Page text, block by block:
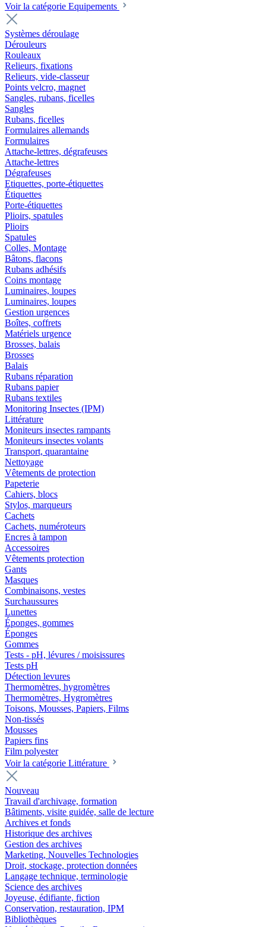
Voir la catégorie Equipements
Systèmes déroulage
Dérouleurs
Rouleaux
Relieurs, fixations
Relieurs, vide-classeur
Points velcro, magnet
Sangles, rubans, ficelles
Sangles
Rubans, ficelles
Formulaires allemands
Formulaires
Attache-lettres, dégrafeuses
Attache-lettres
Dégrafeuses
Etiquettes, porte-étiquettes
Étiquettes
Porte-étiquettes
Plioirs, spatules
Plioirs
Spatules
Colles, Montage
Bâtons, flacons
Rubans adhésifs
Coins montage
Luminaires, loupes
Luminaires, loupes
Gestion urgences
Boîtes, coffrets
Matériels urgence
Brosses, balais
Brosses
Balais
Rubans réparation
Rubans papier
Rubans textiles
Monitoring Insectes (IPM)
Littérature
Moniteurs insectes rampants
Moniteurs insectes volants
Transport, quarantaine
Nettoyage
Vêtements de protection
Papeterie
Cahiers, blocs
Stylos, marqueurs
Cachets
Cachets, numéroteurs
Encres à tampon
Accessoires
Vêtements protection
Gants
Masques
Combinaisons, vestes
Surchaussures
Lunettes
Éponges, gommes
Éponges
Gommes
Tests - pH, lévures / moisissures
Tests pH
Détection levures
Thermomètres, hygromètres
Thermomètres, Hygromètres
Toisons, Mousses, Papiers, Films
Non-tissés
Mousses
Papiers fins
Film polyester
Voir la catégorie Littérature
Nouveau
Travail d'archivage, formation
Bâtiments, visite guidée, salle de lecture
Archives et fonds
Historique des archives
Gestion des archives
Marketing, Nouvelles Technologies
Droit, stockage, protection données
Langage technique, terminologie
Science des archives
Joyeuse, édifiante, fiction
Conservation, restauration, IPM
Bibliothèques